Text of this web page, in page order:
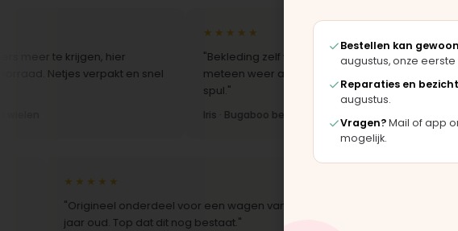
te krijgen, hier
verpakt en snel
★★★★★
"Bekleding zelf vervangen met de set, zag er
meteen weer als nieuw uit. Duidelijk origineel
Iris · Bugaboo bekleding
★★★★★
"Origineel onderdeel voor een wagen van 10
jaar oud. Top dat dit nog bestaat."
"Snelle levering en het
Montage-instructies waren
Bestellen kan
augustus, onze
Reparaties en
augustus.
Vragen?Mail of app
mogelijk.